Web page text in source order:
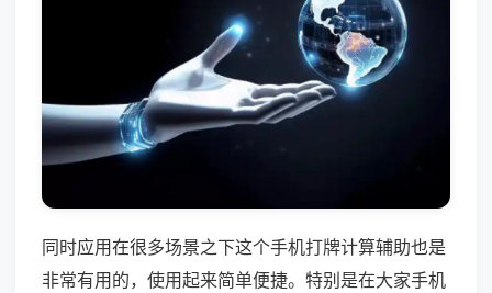
同时应用在很多场景之下这个手机打牌计算辅助也是
非常有用的，使用起来简单便捷。特别是在大家手机